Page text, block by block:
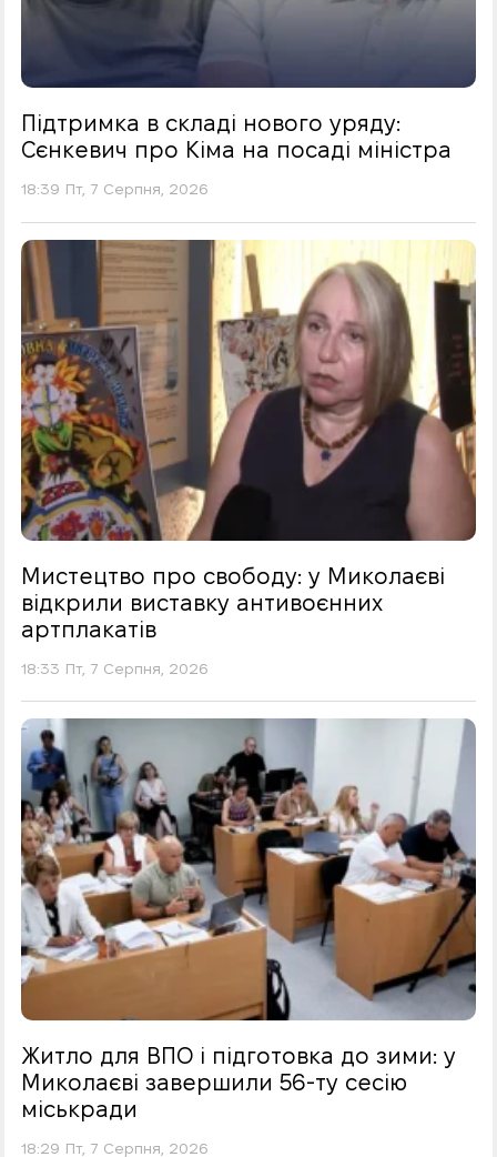
Підтримка в складі нового уряду:
Сєнкевич про Кіма на посаді міністра
18:39 Пт, 7 Серпня, 2026
Мистецтво про свободу: у Миколаєві
відкрили виставку антивоєнних
артплакатів
18:33 Пт, 7 Серпня, 2026
Житло для ВПО і підготовка до зими: у
Миколаєві завершили 56-ту сесію
міськради
18:29 Пт, 7 Серпня, 2026